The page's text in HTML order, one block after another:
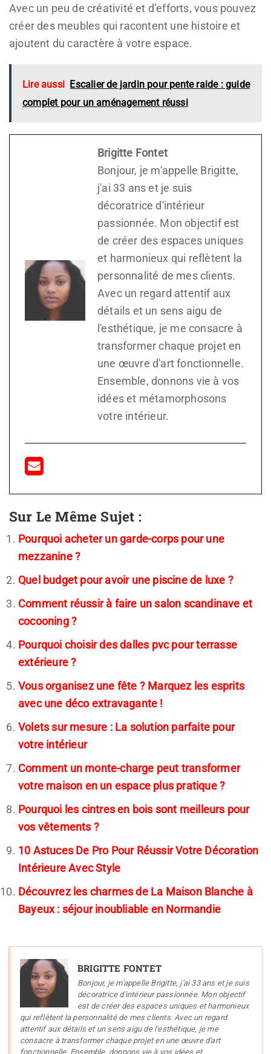
Avec un peu de créativité et d’efforts, vous pouvez
créer des meubles qui racontent une histoire et
ajoutent du caractère à votre espace.
Lire aussi Escalier de jardin pour pente raide : guide
complet pour un aménagement réussi
Brigitte Fontet
Bonjour, je m'appelle Brigitte,
j'ai 33 ans et je suis
décoratrice d'intérieur
passionnée. Mon objectif est
de créer des espaces uniques
et harmonieux qui reflètent la
personnalité de mes clients.
Avec un regard attentif aux
détails et un sens aigu de
l'esthétique, je me consacre à
transformer chaque projet en
une œuvre d'art fonctionnelle.
Ensemble, donnons vie à vos
idées et métamorphosons
votre intérieur.
Sur Le Même Sujet :
Pourquoi acheter un garde-corps pour une
mezzanine ?
Quel budget pour avoir une piscine de luxe ?
Comment réussir à faire un salon scandinave et
cocooning ?
Pourquoi choisir des dalles pvc pour terrasse
extérieure ?
Vous organisez une fête ? Marquez les esprits
avec une déco extravagante !
Volets sur mesure : La solution parfaite pour
votre intérieur
Comment un monte-charge peut transformer
votre maison en un espace plus pratique ?
Pourquoi les cintres en bois sont meilleurs pour
vos vêtements ?
10 Astuces De Pro Pour Réussir Votre Décoration
Intérieure Avec Style
Découvrez les charmes de La Maison Blanche à
Bayeux : séjour inoubliable en Normandie
BRIGITTE FONTET
Bonjour, je m'appelle Brigitte, j'ai 33 ans et je suis
décoratrice d'intérieur passionnée. Mon objectif
est de créer des espaces uniques et harmonieux
qui reflètent la personnalité de mes clients. Avec un regard
attentif aux détails et un sens aigu de l'esthétique, je me
consacre à transformer chaque projet en une œuvre d'art
fonctionnelle. Ensemble, donnons vie à vos idées et